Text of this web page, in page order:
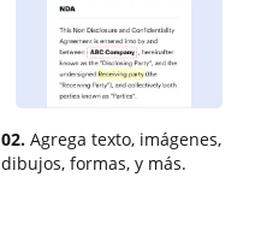
02. Agrega texto, imágenes,
dibujos, formas, y más.